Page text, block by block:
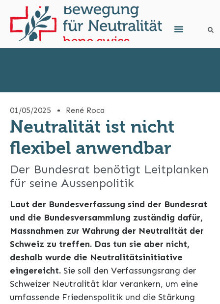
01/05/2025 René Roca
Neutralität ist nicht
flexibel anwendbar
Der Bundesrat benötigt Leitplanken
für seine Aussenpolitik
Laut der Bundesverfassung sind der Bundesrat
und die Bundesversammlung zuständig dafür,
Massnahmen zur Wahrung der Neutralität der
Schweiz zu treffen. Das tun sie aber nicht,
deshalb wurde die Neutralitätsinitiative
eingereicht. Sie soll den Verfassungsrang der
Schweizer Neutralität klar verankern, um eine
umfassende Friedenspolitik und die Stärkung